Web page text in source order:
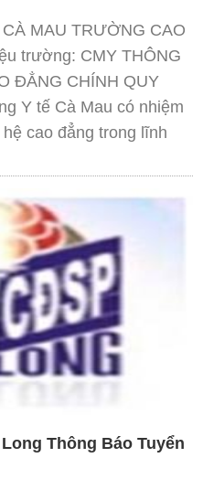
MAU TRƯỜNG CAO
trường: CMY THÔNG
ĐẲNG CHÍNH QUY
Y tế Cà Mau có nhiệm
cao đẳng trong lĩnh
Thông Báo Tuyển